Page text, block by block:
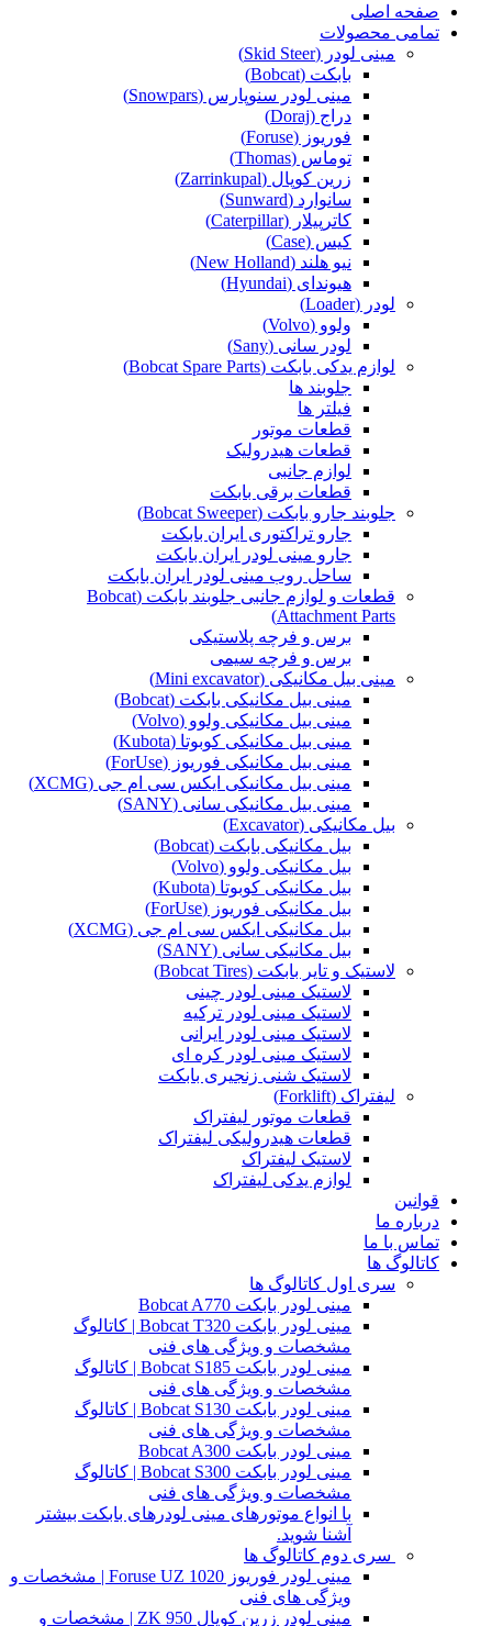
صفحه اصلی
تمامی محصولات
مینی لودر (Skid Steer)
بابکت (Bobcat)
مینی لودر سنوپارس (Snowpars)
دراج (Doraj)
فوریوز (Foruse)
توماس (Thomas)
زرین کوپال (Zarrinkupal)
سانوارد (Sunward)
کاترپیلار (Caterpillar)
کیس (Case)
نیو هلند (New Holland)
هیوندای (Hyundai)
لودر (Loader)
ولوو (Volvo)
لودر سانی (Sany)
لوازم یدکی بابکت (Bobcat Spare Parts)
جلوبند ها
فیلتر ها
قطعات موتور
قطعات هیدرولیک
لوازم جانبی
قطعات برقی بابکت
جلوبند جارو بابکت (Bobcat Sweeper)
جارو تراکتوری ایران بابکت
جارو مینی لودر ایران بابکت
ساحل روب مینی لودر ایران بابکت
قطعات و لوازم جانبی جلوبند بابکت (Bobcat
Attachment Parts)
برس و فرچه پلاستیکی
برس و فرچه سیمی
مینی بیل مکانیکی (Mini excavator)
مینی بیل مکانیکی بابکت (Bobcat)
مینی بیل مکانیکی ولوو (Volvo)
مینی بیل مکانیکی کوبوتا (Kubota)
مینی بیل مکانیکی فوریوز (ForUse)
مینی بیل مکانیکی ایکس سی ام جی (XCMG)
مینی بیل مکانیکی سانی (SANY)
بیل مکانیکی (Excavator)
بیل مکانیکی بابکت (Bobcat)
بیل مکانیکی ولوو (Volvo)
بیل مکانیکی کوبوتا (Kubota)
بیل مکانیکی فوریوز (ForUse)
بیل مکانیکی ایکس سی ام جی (XCMG)
بیل مکانیکی سانی (SANY)
لاستیک و تایر بابکت (Bobcat Tires)
لاستیک مینی لودر چینی
لاستیک مینی لودر ترکیه
لاستیک مینی لودر ایرانی
لاستیک مینی لودر کره ای
لاستیک شنی زنجیری بابکت
لیفتراک (Forklift)
قطعات موتور لیفتراک
قطعات هیدرولیکی لیفتراک
لاستیک لیفتراک
لوازم یدکی لیفتراک
قوانین
درباره ما
تماس با ما
کاتالوگ ها
سری اول کاتالوگ ها
مینی لودر بابکت Bobcat A770
مینی لودر بابکت Bobcat T320 | کاتالوگ
مشخصات و ویژگی های فنی
مینی لودر بابکت Bobcat S185 | کاتالوگ
مشخصات و ویژگی های فنی
مینی لودر بابکت Bobcat S130 | کاتالوگ
مشخصات و ویژگی های فنی
مینی لودر بابکت Bobcat A300
مینی لودر بابکت Bobcat S300 | کاتالوگ
مشخصات و ویژگی های فنی
با انواع موتورهای مینی لودرهای بابکت بیشتر
آشنا شوید.
سری دوم کاتالوگ ها
مینی لودر فوریوز Foruse UZ 1020 | مشخصات و
ویژگی های فنی
مینی لودر زرین کوپال ZK 950 | مشخصات و